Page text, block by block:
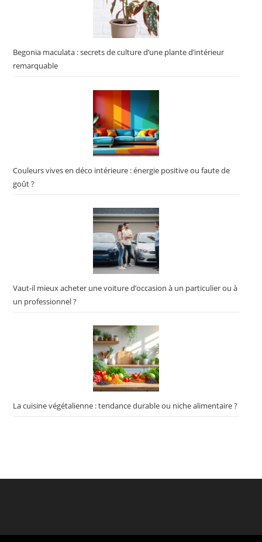
Begonia maculata : secrets de culture d’une plante d’intérieur
remarquable
Couleurs vives en déco intérieure : énergie positive ou faute de
goût ?
Vaut-il mieux acheter une voiture d’occasion à un particulier ou à
un professionnel ?
La cuisine végétalienne : tendance durable ou niche alimentaire ?